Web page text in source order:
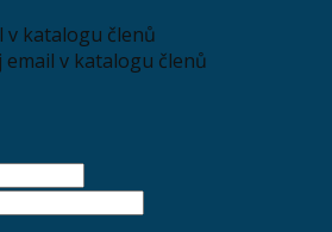
katalogu členů
v katalogu členů